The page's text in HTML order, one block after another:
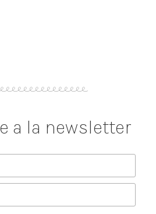
a la newsletter